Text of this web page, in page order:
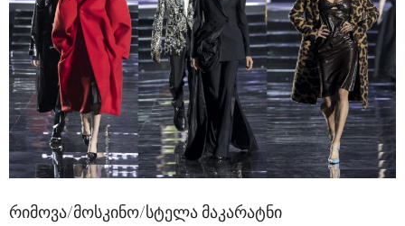
რიმოვა/მოსკინო/სტელა მაკარატნი